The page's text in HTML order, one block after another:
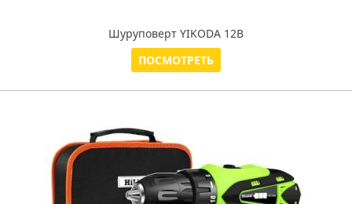
Шуруповерт YIKODA 12В
ПОСМОТРЕТЬ